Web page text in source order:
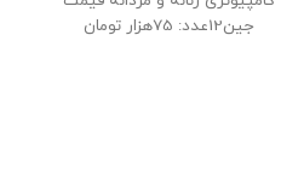
جین12عدد: 75هزار تومان